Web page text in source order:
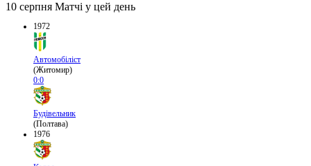
10 серпня Матчі у цей день
1972
Автомобіліст
(Житомир)
0:0
Будівельник
(Полтава)
1976